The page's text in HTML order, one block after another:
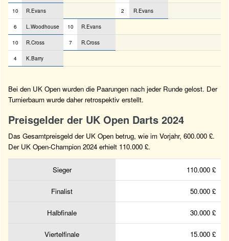
10 R.Evans 2 R.Evans
6 L.Woodhouse 10 R.Evans
10 R.Cross 7 R.Cross
4 K.Barry
Bei den UK Open wurden die Paarungen nach jeder Runde gelost. Der
Turnierbaum wurde daher retrospektiv erstellt.
Preisgelder der UK Open Darts 2024
Das Gesamtpreisgeld der UK Open betrug, wie im Vorjahr, 600.000 £.
Der UK Open-Champion 2024 erhielt 110.000 £.
Sieger 110.000 £
Finalist 50.000 £
Halbfinale 30.000 £
Viertelfinale 15.000 £